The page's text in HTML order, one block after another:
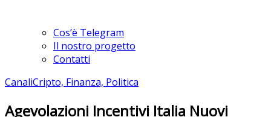
Cos’è Telegram
Il nostro progetto
Contatti
CanaliCripto, Finanza, Politica
Agevolazioni Incentivi Italia Nuovi